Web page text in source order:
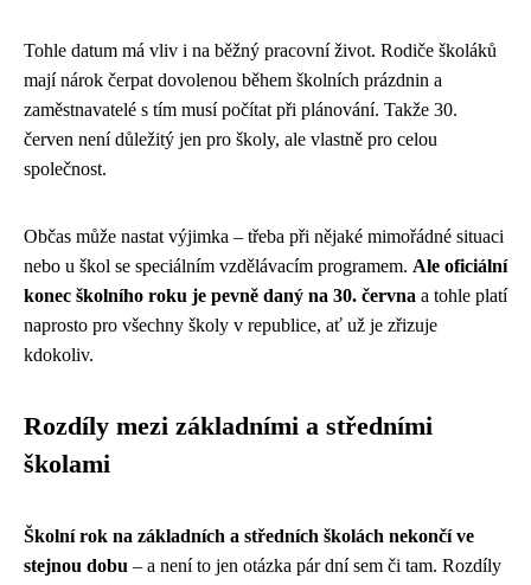
Tohle datum má vliv i na běžný pracovní život. Rodiče školáků
mají nárok čerpat dovolenou během školních prázdnin a
zaměstnavatelé s tím musí počítat při plánování. Takže 30.
červen není důležitý jen pro školy, ale vlastně pro celou
společnost.
Občas může nastat výjimka – třeba při nějaké mimořádné situaci
nebo u škol se speciálním vzdělávacím programem. Ale oficiální
konec školního roku je pevně daný na 30. června a tohle platí
naprosto pro všechny školy v republice, ať už je zřizuje
kdokoliv.
Rozdíly mezi základními a středními
školami
Školní rok na základních a středních školách nekončí ve
stejnou dobu – a není to jen otázka pár dní sem či tam. Rozdíly